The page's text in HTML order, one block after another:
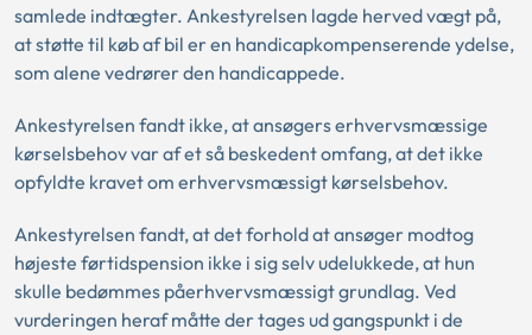
samlede indtægter. Ankestyrelsen lagde herved vægt på,
at støtte til køb af bil er en handicapkompenserende ydelse,
som alene vedrører den handicappede.
Ankestyrelsen fandt ikke, at ansøgers erhvervsmæssige
kørselsbehov var af et så beskedent omfang, at det ikke
opfyldte kravet om erhvervsmæssigt kørselsbehov.
Ankestyrelsen fandt, at det forhold at ansøger modtog
højeste førtidspension ikke i sig selv udelukkede, at hun
skulle bedømmes påerhvervsmæssigt grundlag. Ved
vurderingen heraf måtte der tages ud gangspunkt i de